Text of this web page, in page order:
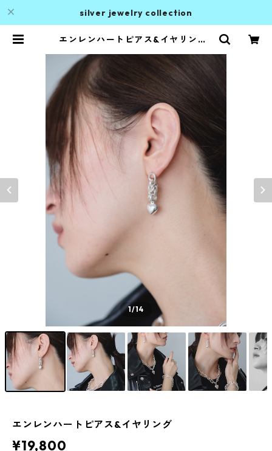
silver jewelry collection
エンレンハートピアス&イヤリング |
1/14
エンレンハートピアス&イヤリング
¥19,800